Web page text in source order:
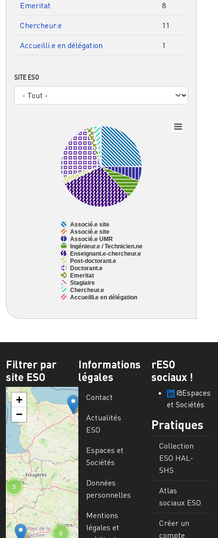
Emeritat 8
Chercheur.e 11
Accueilli.e en délégation 1
SITE ESO
Pie chart with 11 slices.
View as data table, Chart
Associé.e site
Associé.e site
Associé.e UMR
Ingénieur.e / Technicien.ne
Enseignant.e-chercheur.e
Post-doctorant.e
Doctorant.e
Emeritat
Stagiaire
Chercheur.e
Accueilli.e en délégation
End of interactive chart.
Filtrer par
site ESO
6
5
+
−
Informations
légales
Contact
Actualités
ESO
Espaces et
Sociétés
Données
personnelles
Mentions
légales et
rESO
sociaux !
@Espaces
et Sociétés
Pratiques
Collection
ESO HAL-
SHS
Atlas
sociaux ESO
Créer un
compte